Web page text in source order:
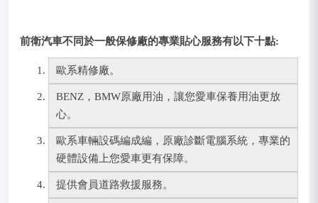
前衛汽車不同於一般保修廠的專業貼心服務有以下十點:
歐系精修廠。
BENZ，BMW原廠用油，讓您愛車保養用油更放
心。
歐系車輛設碼編成編，原廠診斷電腦系統，專業的
硬體設備上您愛車更有保障。
提供會員道路救援服務。